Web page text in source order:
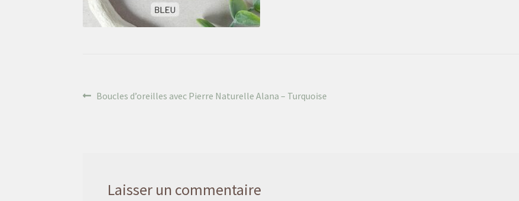
Navigation
Article
Boucles d’oreilles avec Pierre Naturelle Alana – Turquoise
Laisser un commentaire